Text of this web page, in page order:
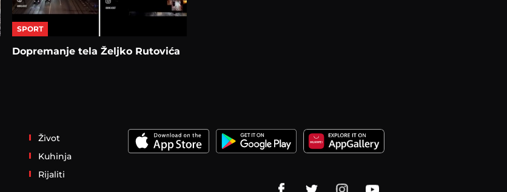
SPORT
Dopremanje tela Željko Rutovića
Život
Kuhinja
Rijaliti